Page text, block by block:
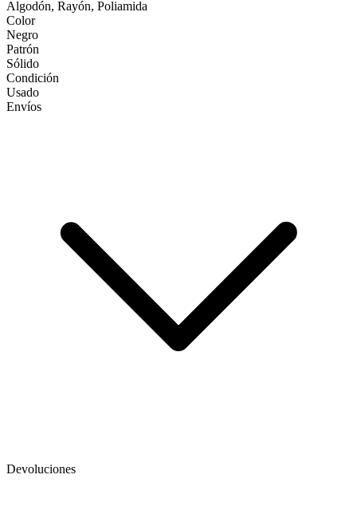
Algodón, Rayón, Poliamida
Color
Negro
Patrón
Sólido
Condición
Usado
Envíos
Devoluciones